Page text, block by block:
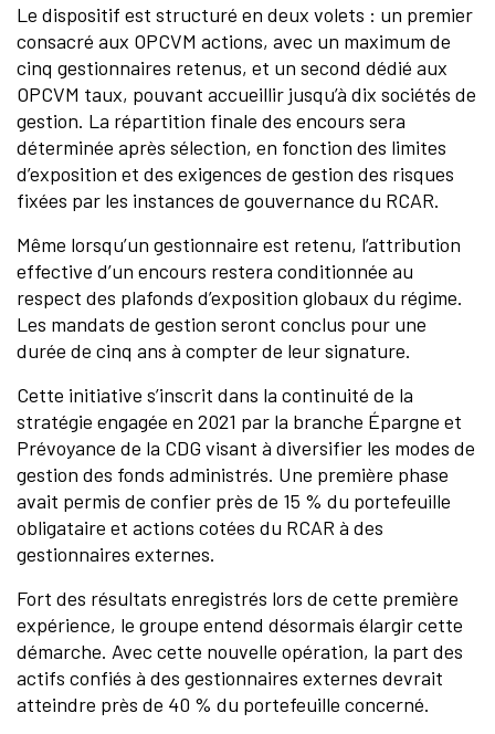
Le dispositif est structuré en deux volets : un premier
consacré aux OPCVM actions, avec un maximum de
cinq gestionnaires retenus, et un second dédié aux
OPCVM taux, pouvant accueillir jusqu’à dix sociétés de
gestion. La répartition finale des encours sera
déterminée après sélection, en fonction des limites
d’exposition et des exigences de gestion des risques
fixées par les instances de gouvernance du RCAR.
Même lorsqu’un gestionnaire est retenu, l’attribution
effective d’un encours restera conditionnée au
respect des plafonds d’exposition globaux du régime.
Les mandats de gestion seront conclus pour une
durée de cinq ans à compter de leur signature.
Cette initiative s’inscrit dans la continuité de la
stratégie engagée en 2021 par la branche Épargne et
Prévoyance de la CDG visant à diversifier les modes de
gestion des fonds administrés. Une première phase
avait permis de confier près de 15 % du portefeuille
obligataire et actions cotées du RCAR à des
gestionnaires externes.
Fort des résultats enregistrés lors de cette première
expérience, le groupe entend désormais élargir cette
démarche. Avec cette nouvelle opération, la part des
actifs confiés à des gestionnaires externes devrait
atteindre près de 40 % du portefeuille concerné.